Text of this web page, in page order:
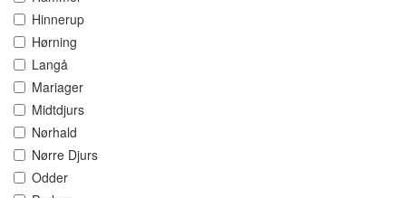
Hinnerup
Hørning
Langå
Mariager
Midtdjurs
Nørhald
Nørre Djurs
Odder